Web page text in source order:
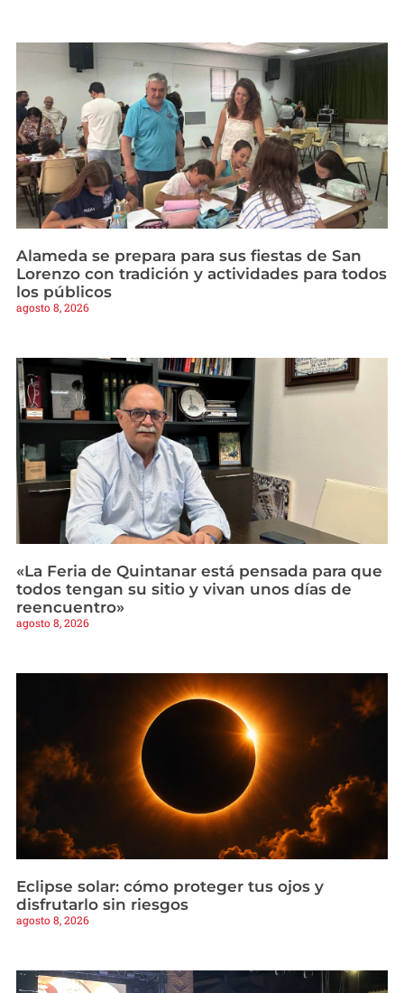
Alameda se prepara para sus fiestas de San
Lorenzo con tradición y actividades para todos
los públicos
agosto 8, 2026
«La Feria de Quintanar está pensada para que
todos tengan su sitio y vivan unos días de
reencuentro»
agosto 8, 2026
Eclipse solar: cómo proteger tus ojos y
disfrutarlo sin riesgos
agosto 8, 2026